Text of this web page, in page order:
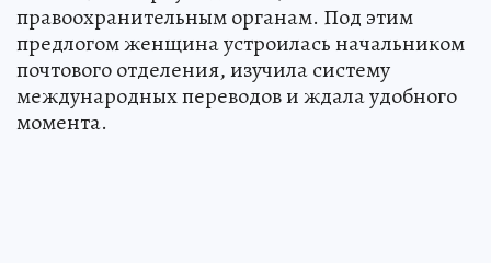
правоохранительным органам. Под этим
предлогом женщина устроилась начальником
почтового отделения, изучила систему
международных переводов и ждала удобного
момента.